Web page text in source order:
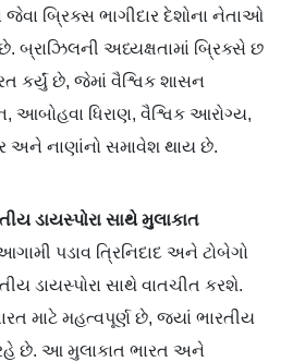
બ્રિક્સ ભાગીદાર દેશોના નેતાઓ
બ્રાઝિલની અધ્યક્ષતામાં બ્રિક્સે છ
કર્યું છે, જેમાં વૈશ્વિક શાસન
આબોહવા ધિરાણ, વૈશ્વિક આરોગ્ય,
અને નાણાંનો સમાવેશ થાય છે.
ડાયસ્પોરા સાથે મુલાકાત
પડાવ ત્રિનિદાદ અને ટોબેગો
ડાયસ્પોરા સાથે વાતચીત કરશે.
માટે મહત્વપૂર્ણ છે, જ્યાં ભારતીય
રહે છે. આ મુલાકાત ભારત અને